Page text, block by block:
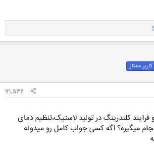
کاربر ممتاز
#1,536
کلندرینگ در تولید لاستیک،تنظیم دمای
میگیره؟ اگه کسی جواب کامل رو میدونه